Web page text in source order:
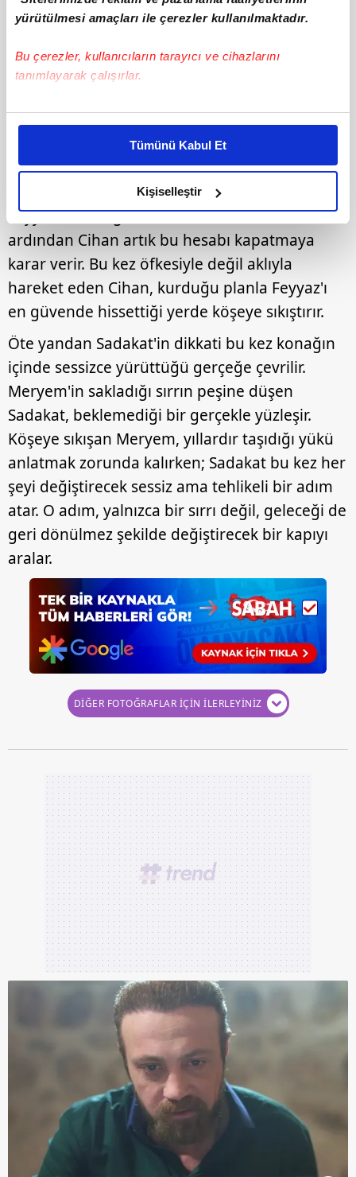
yürütülmesi amaçları ile çerezler kullanılmaktadır.
Bu çerezler, kullanıcıların tarayıcı ve cihazlarını
tanımlayarak çalışırlar.
Bu çerezlere izin vermeniz halinde sizlere özel
daha iyi reklam deneyimi yaşatabiliriz. Bunu yaparken
amacımızın size daha iyi bir reklam deneyimi sunmak
olduğunu ve sizlere en iyi içerikleri sunabilmek adına
elimizden gelen çabayı gösterdiğimizi ve bu noktada,
reklamların maliyetlerimizi karşılamak noktasında tek gelir
kalemimiz olduğunu sizlere hatırlatmak isteriz.
Her halükârda, kullanıcılar, bu çerezlere izin vermedikleri
takdirde, kullanıcılara hedefli reklamlar
gösterilmeyecektir."
Sizlere daha iyi bir hizmet sunabilmek için İnternet
Sitemizde kendimize ve üçüncü kişilere ait çerezler
kullanılmaktadır. Bu çerezler vasıtasıyla çeşitli kişisel
verileriniz işlenmekte olup gerekli olan çerezler bilgi
toplumu hizmetlerinin sunulması amacıyla
kullanılmaktadır. Diğer çerezler, sitemizin daha işlevsel
reklam/pazarlama faaliyetlerinin yapılması, amaçlarıyla
sınırlı olarak açık rızanız dahilinde kullanılacaktır.
Çerezlere ilişkin tercihlerinizi aşağıda yer alan panel
için Ayarlar butonuna tıklayabilir,
Çerez Bilgilendirme
Metnimiziziyaret edebilirsiniz.
6698 sayılı Kişisel Verilerin Korunması Kanunu uyarınca
hazırlanmış Aydınlatma Metnimizi okumak ve sitemizde
almak için lütfentıklayınız.
Tümünü Kabul Et
Kişiselleştir
UZAK ŞEHİR 62. BÖLÜM ÖZETİ
Feyyaz'ın konağa uzanan kanlı hamlesinin
ardından Cihan artık bu hesabı kapatmaya
karar verir. Bu kez öfkesiyle değil aklıyla
hareket eden Cihan, kurduğu planla Feyyaz'ı
en güvende hissettiği yerde köşeye sıkıştırır.
Öte yandan Sadakat'in dikkati bu kez konağın
içinde sessizce yürüttüğü gerçeğe çevrilir.
Meryem'in sakladığı sırrın peşine düşen
Sadakat, beklemediği bir gerçekle yüzleşir.
Köşeye sıkışan Meryem, yıllardır taşıdığı yükü
anlatmak zorunda kalırken; Sadakat bu kez her
şeyi değiştirecek sessiz ama tehlikeli bir adım
atar. O adım, yalnızca bir sırrı değil, geleceği de
geri dönülmez şekilde değiştirecek bir kapıyı
aralar.
DİĞER FOTOĞRAFLAR İÇİN İLERLEYİNİZ